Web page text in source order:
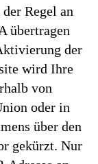
Regel an
übertragen
der
wird Ihre
von
oder in
über den
gekürzt. Nur